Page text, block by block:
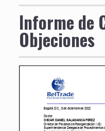
Informe de
Objeciones